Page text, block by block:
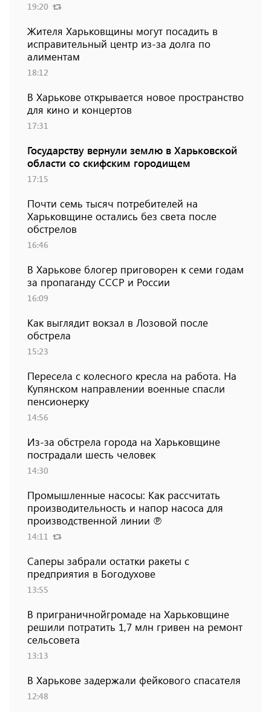
19:20
Жителя Харьковщины могут посадить в
исправительный центр из-за долга по
алиментам
18:12
В Харькове открывается новое пространство
для кино и концертов
17:31
Государству вернули землю в Харьковской
области со скифским городищем
17:15
Почти семь тысяч потребителей на
Харьковщине остались без света после
обстрелов
16:46
В Харькове блогер приговорен к семи годам
за пропаганду СССР и России
16:09
Как выглядит вокзал в Лозовой после
обстрела
15:23
Пересела с колесного кресла на работа. На
Купянском направлении военные спасли
пенсионерку
14:56
Из-за обстрела города на Харьковщине
пострадали шесть человек
14:30
Промышленные насосы: Как рассчитать
производительность и напор насоса для
производственной линии ℗
14:11
Саперы забрали остатки ракеты с
предприятия в Богодухове
13:55
В приграничнойгромаде на Харьковщине
решили потратить 1,7 млн ​​гривен на ремонт
сельсовета
13:13
В Харькове задержали фейкового спасателя
12:48